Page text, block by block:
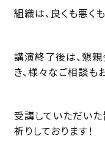
組織は、良くも悪くも
講演終了後は、懇親
き、様々なご相談も
受講していただい
祈りしております！